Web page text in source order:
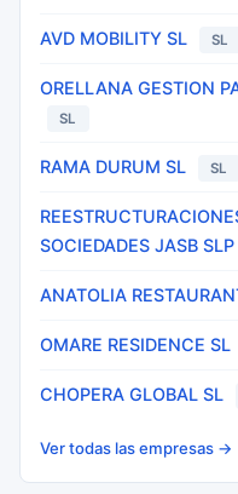
AVD MOBILITY SL SL
ORELLANA GESTION
SL
RAMA DURUM SL SL
SOCIEDADES JASB SLP
ANATOLIA
OMARE RESIDENCE SL
CHOPERA GLOBAL SL
Ver todas las empresas →